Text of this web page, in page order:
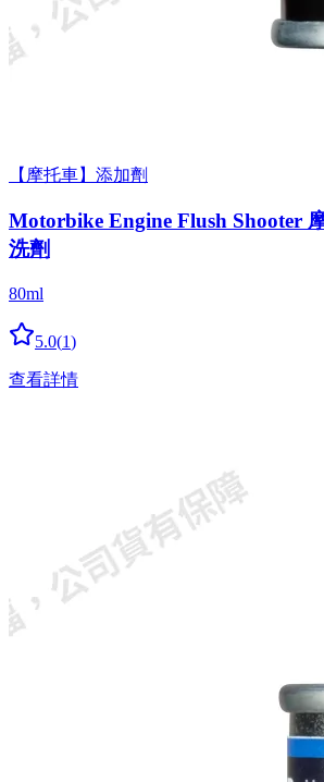
【摩托車】添加劑
Motorbike Engine Flush Shooter
洗劑
80ml
5.0(1)
查看詳情